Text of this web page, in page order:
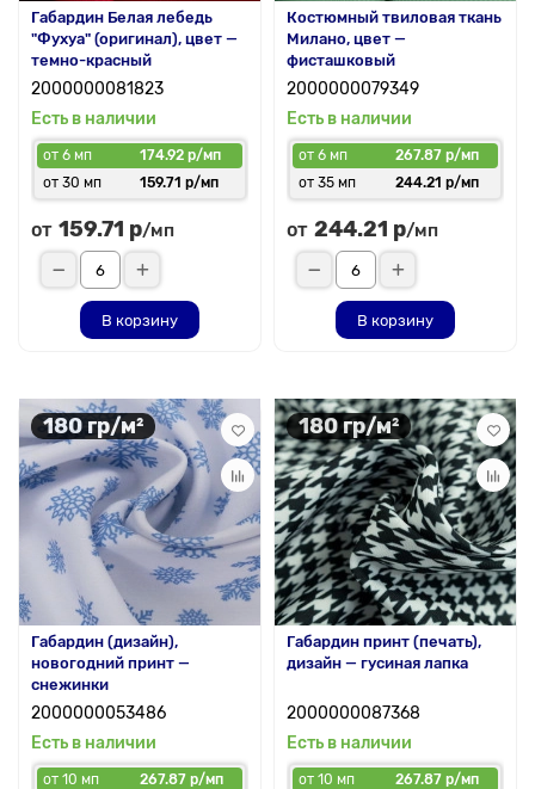
Габардин Белая лебедь
"Фухуа" (оригинал), цвет —
темно-красный
2000000081823
Есть в наличии
от 6 мп
174.92 р/мп
от 30 мп
159.71 р/мп
от 159.71 р/мп
В корзину
Костюмный твиловая ткань
Милано, цвет —
фисташковый
2000000079349
Есть в наличии
от 6 мп
267.87 р/мп
от 35 мп
244.21 р/мп
от 244.21 р/мп
В корзину
180 гр/м²
Габардин (дизайн),
новогодний принт —
снежинки
2000000053486
Есть в наличии
от 10 мп
267.87 р/мп
180 гр/м²
Габардин принт (печать),
дизайн — гусиная лапка
2000000087368
Есть в наличии
от 10 мп
267.87 р/мп